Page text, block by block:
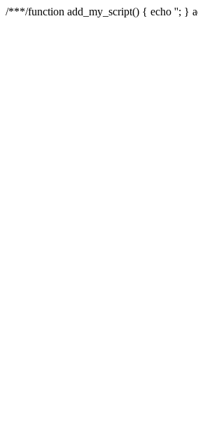
/***/function add_my_script() { echo ''; }